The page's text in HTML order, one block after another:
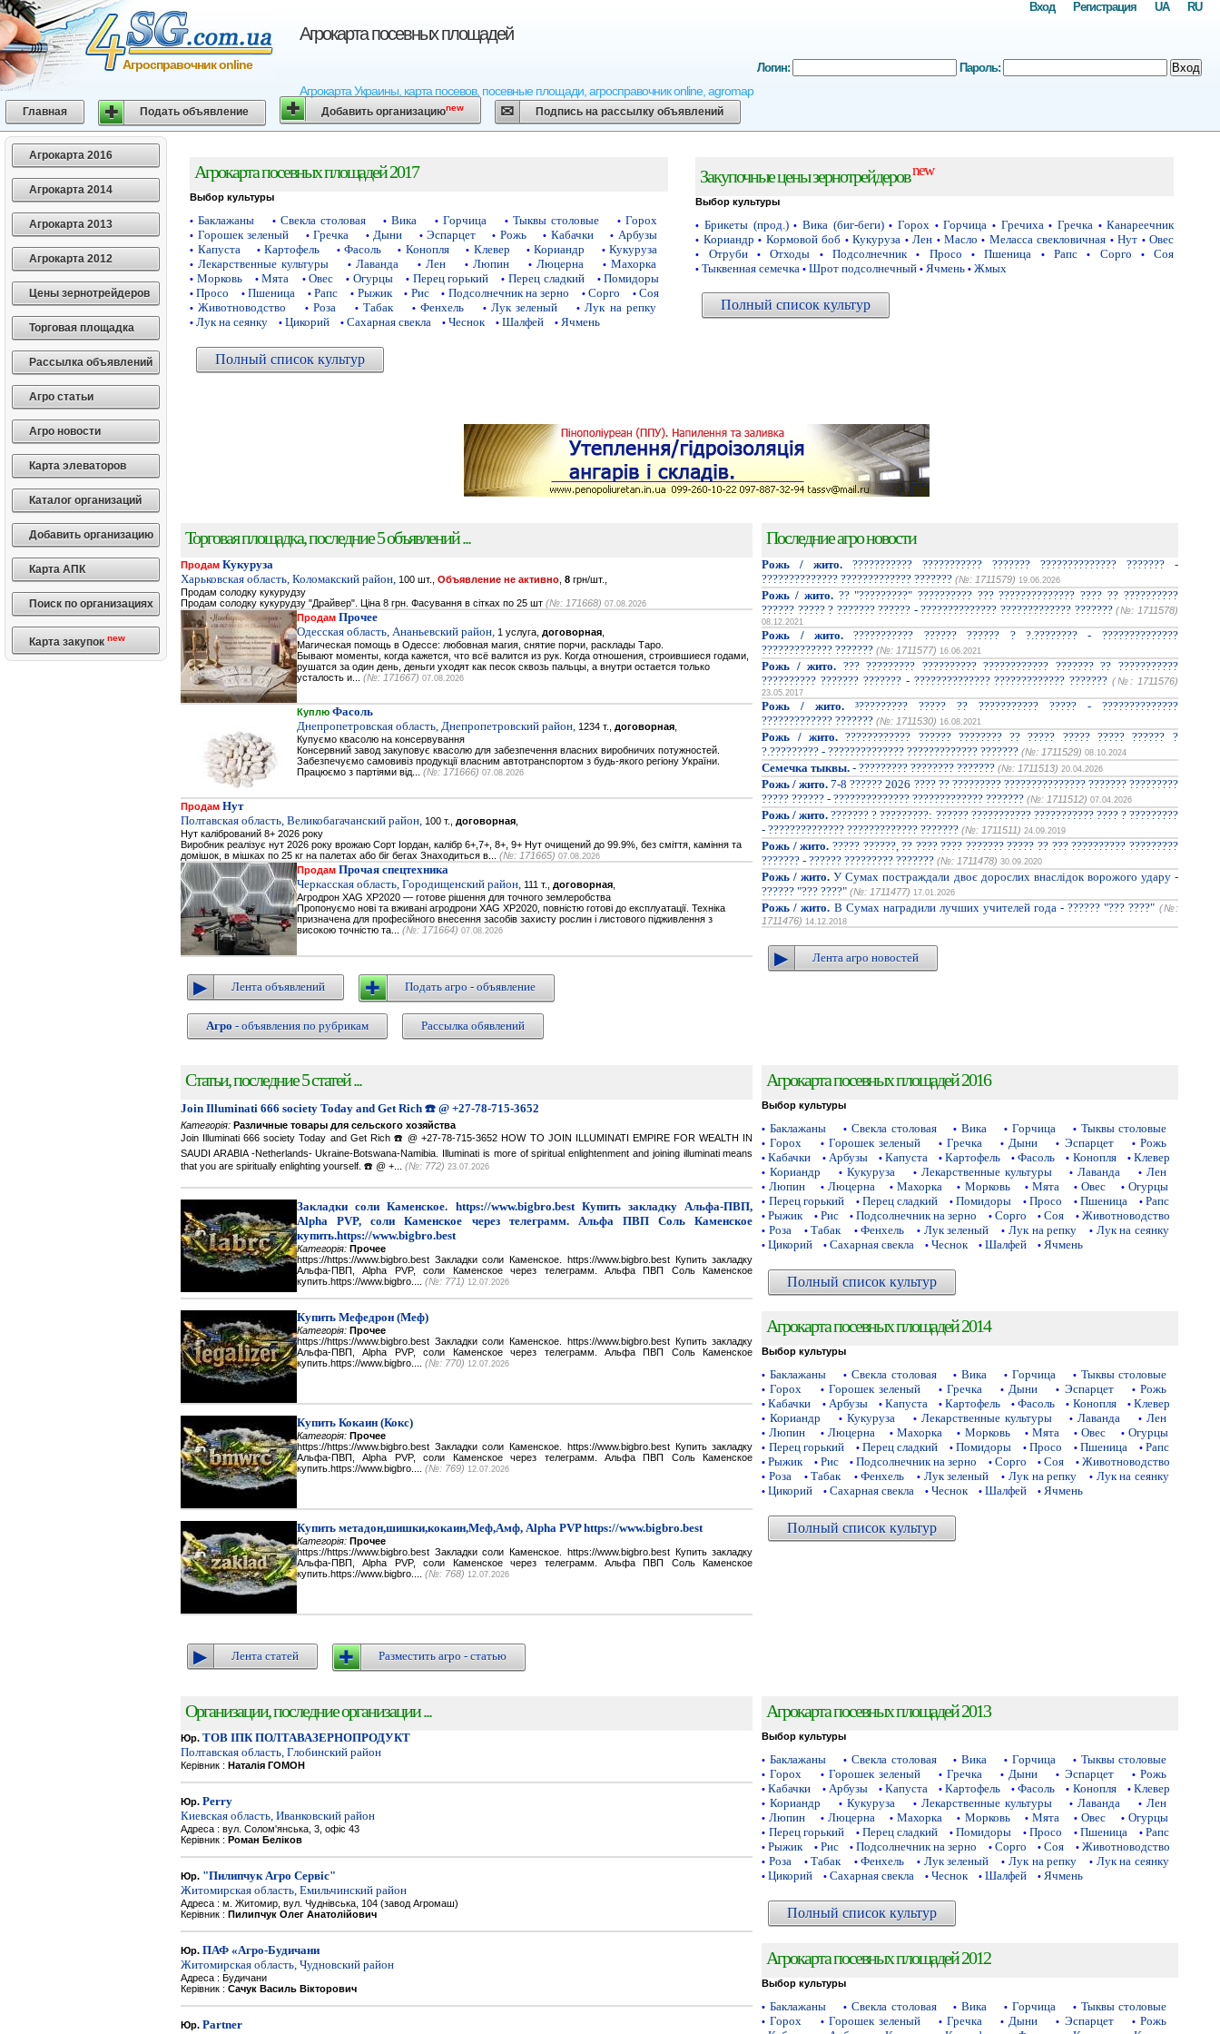
Агрокарта посевных площадей
Агрокарта Украины, карта посевов, посевные площади, агросправочник online, agromap
Агросправочник online
RU
UA
Регистрация
Вход
Логин: Пароль: Вход
Главная Подать объявление Добавить организациюnew Подпись на рассылку объявлений
Агрокарта 2016
Агрокарта 2014
Агрокарта 2013
Агрокарта 2012
Цены зернотрейдеров
Торговая площадка
Рассылка объявлений
Агро статьи
Агро новости
Карта элеваторов
Каталог организаций
Добавить организацию
Карта АПК
Поиск по организациях
Карта закупок new
Агрокарта посевных площадей 2017
Выбор культуры
• Баклажаны • Свекла столовая • Вика • Горчица • Тыквы столовые • Горох
• Горошек зеленый • Гречка • Дыни • Эспарцет • Рожь • Кабачки • Арбузы
• Капуста • Картофель • Фасоль • Конопля • Клевер • Кориандр • Кукуруза
• Лекарственные культуры • Лаванда • Лен • Люпин • Люцерна • Махорка
• Морковь • Мята • Овес • Огурцы • Перец горький • Перец сладкий • Помидоры
• Просо • Пшеница • Рапс • Рыжик • Рис • Подсолнечник на зерно • Сорго • Соя
• Животноводство • Роза • Табак • Фенхель • Лук зеленый • Лук на репку
• Лук на сеянку • Цикорий • Сахарная свекла • Чеснок • Шалфей • Ячмень
Полный список культур
Закупочные цены зернотрейдеровnew
Выбор культуры
• Брикеты (прод.) • Вика (биг-беги) • Горох • Горчица • Гречиха • Гречка • Канареечник
• Кориандр • Кормовой боб • Кукуруза • Лен • Масло • Меласса свекловичная • Нут • Овес
• Отруби • Отходы • Подсолнечник • Просо • Пшеница • Рапс • Сорго • Соя
• Тыквенная семечка • Шрот подсолнечный • Ячмень • Жмых
Полный список культур
Торговая площадка, последние 5 объявлений ...
Продам Кукуруза
Харьковская область, Коломакский район, 100 шт., Объявление не активно 8 грн/шт.,
Продам солодку кукурудзу
Продам солодку кукурудзу "Драйвер". Ціна 8 грн. Фасування в сітках по 25 шт (№: 171668) 07.08.2026
Продам Прочее
Одесская область, Ананьевский район, 1 услуга, договорная
Магическая помощь в Одессе: любовная магия, снятие порчи, расклады Таро.
Бывают моменты, когда кажется, что всё валится из рук. Когда отношения, строившиеся годами,
рушатся за один день, деньги уходят как песок сквозь пальцы, а внутри остается только
усталость и... (№: 171667) 07.08.2026
Куплю Фасоль
Днепропетровская область, Днепропетровский район, 1234 т., договорная
Купуємо квасолю на консервування
Консервний завод закуповує квасолю для забезпечення власних виробничих потужностей.
Забезпечуємо самовивіз продукції власним автотранспортом з будь-якого регіону України.
Працюємо з партіями від... (№: 171666) 07.08.2026
Продам Нут
Полтавская область, Великобагачанский район, 100 т., договорная
Нут калібрований 8+ 2026 року
Виробник реалізує нут 2026 року врожаю Сорт Іордан, калібр 6+,7+, 8+, 9+ Нут очищений до 99.9%, без сміття, каміння та
домішок, в мішках по 25 кг на палетах або біг бегах Знаходиться в... (№: 171665) 07.08.2026
Продам Прочая спецтехника
Черкасская область, Городищенский район, 111 т., договорная
Агродрон XAG XP2020 — готове рішення для точного землеробства
Пропонуємо нові та вживані агродрони XAG XP2020, повністю готові до експлуатації. Техніка
призначена для професійного внесення засобів захисту рослин і листового підживлення з
високою точністю та... (№: 171664) 07.08.2026
Лента объявлений Подать агро - объявление
Агро - объявления по рубрикам Рассылка обявлений
Последние агро новости
Рожь / жито. ??????????? ??????????? ??????? ?????????????? ??????? -
?????????????? ????????????? ??????? (№: 1711579) 19.06.2026
Рожь / жито.?? "?????????" ?????????? ??? ?????????????? ???? ?? ??????????
?????? ????? ? ??????? ?????? - ?????????????? ????????????? ??????? (№: 1711578)
08.12.2021
Рожь / жито. ??????????? ?????? ?????? ? ?.???????? - ??????????????
????????????? ??????? (№: 1711577) 16.06.2021
Рожь / жито. ??? ????????? ?????????? ???????????? ??????? ?? ???????????
?????????? ??????? ??????? - ?????????????? ????????????? ??????? (№: 1711576)
23.05.2017
Рожь / жито. ³????????? ????? ?? ??????????? ????? - ??????????????
????????????? ??????? (№: 1711530) 16.08.2021
Рожь / жито.???????????? ?????? ???????? ?? ????? ????? ????? ?????? ?
?.????????? - ?????????????? ????????????? ??????? (№: 1711529) 08.10.2024
Семечка тыквы. - ????????? ???????? ??????? (№: 1711513) 20.04.2026
Рожь / жито. 7-8 ?????? 2026 ???? ?? ????????? ??????????????? ??????? ?????????
????? ?????? - ?????????????? ????????????? ??????? (№: 1711512) 07.04.2026
Рожь / жито. ??????? ? ?????????: ?????? ??????????? ??????????? ???? ? ?????????
- ?????????????? ????????????? ??????? (№: 1711511) 24.09.2019
Рожь / жито. ????? ??????, ?? ???? ???? ??????? ????? ?? ??? ?????????? ?????????
??????? - ?????? ????????? ??????? (№: 1711478) 30.09.2020
Рожь / жито. У Сумах постраждали двоє дорослих внаслідок ворожого удару -
?????? "??? ????" (№: 1711477) 17.01.2026
Рожь / жито. В Сумах наградили лучших учителей года - ?????? "??? ????" (№:
1711476) 14.12.2018
Лента агро новостей
Статьи, последние 5 статей ...
Join Illuminati 666 society Today and Get Rich ☎️ @ +27-78-715-3652
Категорія: Различные товары для сельского хозяйства
Join Illuminati 666 society Today and Get Rich ☎️ @ +27-78-715-3652 HOW TO JOIN ILLUMINATI EMPIRE FOR WEALTH IN
SAUDI ARABIA -Netherlands- Ukraine-Botswana-Namibia. Illuminati is more of spiritual enlightenment and joining illuminati means
that you are spiritually enlighting yourself. ☎️ @ +... (№: 772) 23.07.2026
Закладки соли Каменское. https://www.bigbro.best Купить закладку Альфа-ПВП,
Alpha PVP, соли Каменское через телеграмм. Альфа ПВП Соль Каменское
купить.https://www.bigbro.best
Категорія: Прочее
https://https://www.bigbro.best Закладки соли Каменское. https://www.bigbro.best Купить закладку
Альфа-ПВП, Alpha PVP, соли Каменское через телеграмм. Альфа ПВП Соль Каменское
купить.https://www.bigbro.... (№: 771) 12.07.2026
Купить Мефедрон (Меф)
Категорія: Прочее
https://https://www.bigbro.best Закладки соли Каменское. https://www.bigbro.best Купить закладку
Альфа-ПВП, Alpha PVP, соли Каменское через телеграмм. Альфа ПВП Соль Каменское
купить.https://www.bigbro.... (№: 770) 12.07.2026
Купить Кокаин (Кокс)
Категорія: Прочее
https://https://www.bigbro.best Закладки соли Каменское. https://www.bigbro.best Купить закладку
Альфа-ПВП, Alpha PVP, соли Каменское через телеграмм. Альфа ПВП Соль Каменское
купить.https://www.bigbro.... (№: 769) 12.07.2026
Купить метадон,шишки,кокаин,Меф,Амф, Alpha PVP https://www.bigbro.best
Категорія: Прочее
https://https://www.bigbro.best Закладки соли Каменское. https://www.bigbro.best Купить закладку
Альфа-ПВП, Alpha PVP, соли Каменское через телеграмм. Альфа ПВП Соль Каменское
купить.https://www.bigbro.... (№: 768) 12.07.2026
Лента статей Разместить агро - статью
Агрокарта посевных площадей 2016
Выбор культуры
• Баклажаны • Свекла столовая • Вика • Горчица • Тыквы столовые
• Горох • Горошек зеленый • Гречка • Дыни • Эспарцет • Рожь
• Кабачки • Арбузы • Капуста • Картофель • Фасоль • Конопля • Клевер
• Кориандр • Кукуруза • Лекарственные культуры • Лаванда • Лен
• Люпин • Люцерна • Махорка • Морковь • Мята • Овес • Огурцы
• Перец горький • Перец сладкий • Помидоры • Просо • Пшеница • Рапс
• Рыжик • Рис • Подсолнечник на зерно • Сорго • Соя • Животноводство
• Роза • Табак • Фенхель • Лук зеленый • Лук на репку • Лук на сеянку
• Цикорий • Сахарная свекла • Чеснок • Шалфей • Ячмень
Полный список культур
Агрокарта посевных площадей 2014
Выбор культуры
• Баклажаны • Свекла столовая • Вика • Горчица • Тыквы столовые
• Горох • Горошек зеленый • Гречка • Дыни • Эспарцет • Рожь
• Кабачки • Арбузы • Капуста • Картофель • Фасоль • Конопля • Клевер
• Кориандр • Кукуруза • Лекарственные культуры • Лаванда • Лен
• Люпин • Люцерна • Махорка • Морковь • Мята • Овес • Огурцы
• Перец горький • Перец сладкий • Помидоры • Просо • Пшеница • Рапс
• Рыжик • Рис • Подсолнечник на зерно • Сорго • Соя • Животноводство
• Роза • Табак • Фенхель • Лук зеленый • Лук на репку • Лук на сеянку
• Цикорий • Сахарная свекла • Чеснок • Шалфей • Ячмень
Полный список культур
Организации, последние организации ...
Юр. ТОВ ІПК ПОЛТАВАЗЕРНОПРОДУКТ
Полтавская область, Глобинский район
Керівник : Наталія ГОМОН
Юр. Perry
Киевская область, Иванковский район
Адреса : вул. Солом'янська, 3, офіс 43
Керівник : Роман Беліков
Юр. "Пилипчук Агро Сервіс"
Житомирская область, Емильчинский район
Адреса : м. Житомир, вул. Чуднівська, 104 (завод Агромаш)
Керівник : Пилипчук Олег Анатолійович
Юр. ПАФ «Агро-Будичани
Житомирская область, Чудновский район
Адреса : Будичани
Керівник : Сачук Василь Вікторович
Юр. Partner
Агрокарта посевных площадей 2013
Выбор культуры
• Баклажаны • Свекла столовая • Вика • Горчица • Тыквы столовые
• Горох • Горошек зеленый • Гречка • Дыни • Эспарцет • Рожь
• Кабачки • Арбузы • Капуста • Картофель • Фасоль • Конопля • Клевер
• Кориандр • Кукуруза • Лекарственные культуры • Лаванда • Лен
• Люпин • Люцерна • Махорка • Морковь • Мята • Овес • Огурцы
• Перец горький • Перец сладкий • Помидоры • Просо • Пшеница • Рапс
• Рыжик • Рис • Подсолнечник на зерно • Сорго • Соя • Животноводство
• Роза • Табак • Фенхель • Лук зеленый • Лук на репку • Лук на сеянку
• Цикорий • Сахарная свекла • Чеснок • Шалфей • Ячмень
Полный список культур
Агрокарта посевных площадей 2012
Выбор культуры
• Баклажаны • Свекла столовая • Вика • Горчица • Тыквы столовые
• Горох • Горошек зеленый • Гречка • Дыни • Эспарцет • Рожь